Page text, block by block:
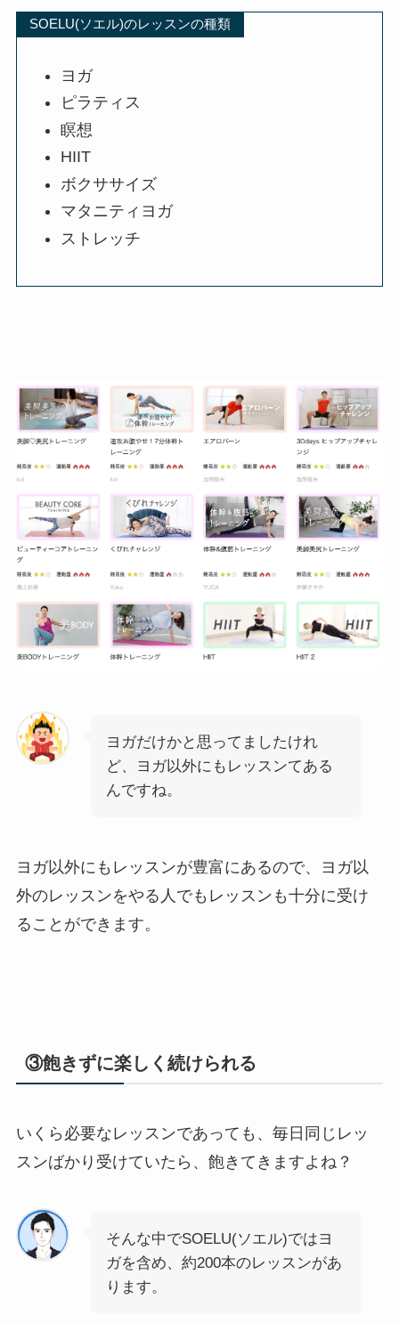
SOELU(ソエル)のレッスンの種類
ヨガ
ピラティス
瞑想
HIIT
ボクササイズ
マタニティヨガ
ストレッチ
ヨガだけかと思ってましたけれ
ど、ヨガ以外にもレッスンてある
んですね。
ヨガ以外にもレッスンが豊富にあるので、ヨガ以
外のレッスンをやる人でもレッスンも十分に受け
ることができます。
③飽きずに楽しく続けられる
いくら必要なレッスンであっても、毎日同じレッ
スンばかり受けていたら、飽きてきますよね？
そんな中でSOELU(ソエル)ではヨ
ガを含め、約200本のレッスンがあ
ります。